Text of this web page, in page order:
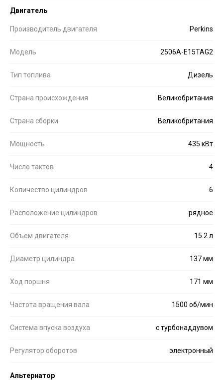
Двигатель
Производитель двигателя Perkins
Модель 2506A-E15TAG2
Тип топлива Дизель
Страна происхождения Великобритания
Страна сборки Великобритания
Мощность 435 кВт
Число тактов 4
Количество цилиндров 6
Расположение цилиндров рядное
Объем двигателя 15.2 л
Диаметр цилиндра 137 мм
Ход поршня 171 мм
Частота вращения вала 1500 об/мин
Система впуска воздуха с турбонаддувом
Регулятор оборотов электронный
Альтернатор